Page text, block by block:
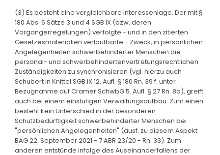
(3) Es besteht eine vergleichbare Interessenlage. Der mit §
180 Abs. 6 Sätze 3 und 4 SGB IX (bzw. deren
Vorgängerregelungen) verfolgte - und in den zitierten
Gesetzesmaterialien verlautbarte - Zweck, in persönlichen
Angelegenheiten schwerbehinderter Menschen die
personal- und schwerbehindertenvertretungsrechtlichen
Zuständigkeiten zu synchronisieren (vgl. hierzu auch
Schubert in Knittel SGB IX 12. Aufl. § 180 Rn. 39 f. unter
Bezugnahme auf Cramer SchwbG 5. Aufl. § 27 Rn. 8a), greift
auch bei einem einstufigen Verwaltungsaufbau. Zum einen
besteht kein Unterschied in der besonderen
Schutzbedürftigkeit schwerbehinderter Menschen bei
"persönlichen Angelegenheiten" (ausf. zu diesem Aspekt
BAG 22. September 2021 - 7 ABR 23/20 - Rn. 33). Zum
anderen entstünde infolge des Auseinanderfallens der